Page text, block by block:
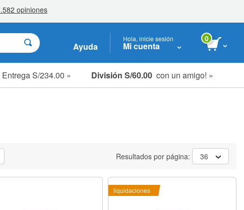
Ayuda
Hola, inicie sesión
Mi cuenta
0
Entrega S/234.00 » División S/60.00 con un amigo! »
Resultados por página: 36
liquidaciones